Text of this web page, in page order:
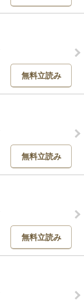
無料立読み
無料立読み
無料立読み